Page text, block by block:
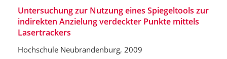
Untersuchung zur Nutzung eines Spiegeltools zur
indirekten Anzielung verdeckter Punkte mittels
Lasertrackers
Hochschule Neubrandenburg, 2009